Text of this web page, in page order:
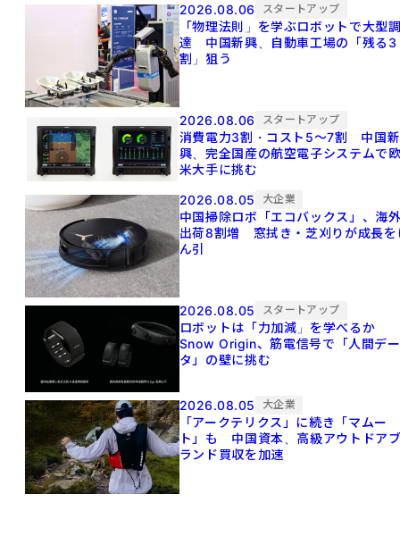
2026.08.06 スタートアップ
「物理法則」を学ぶロボットで大型
達 中国新興、自動車工場の「残る3
割」狙う
2026.08.06 スタートアップ
消費電力3割・コスト5〜7割 中国新
興、完全国産の航空電子システムで
米大手に挑む
2026.08.05
大企業
中国掃除ロボ「エコバックス」、海
出荷8割増 窓拭き・芝刈りが成長を
ん引
2026.08.05 スタートアップ
ロボットは「力加減」を学べるか
Snow Origin、筋電信号で「人間デー
タ」の壁に挑む
2026.08.05 大企業
「アークテリクス」に続き「マムー
ト」も 中国資本、高級アウトドア
ランド買収を加速